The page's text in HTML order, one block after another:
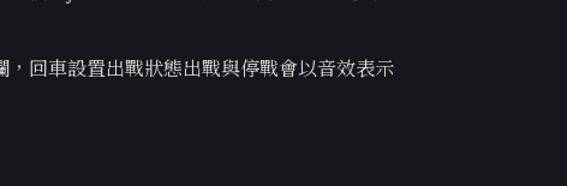
，回車設置出戰狀態出戰與停戰會以音效表示